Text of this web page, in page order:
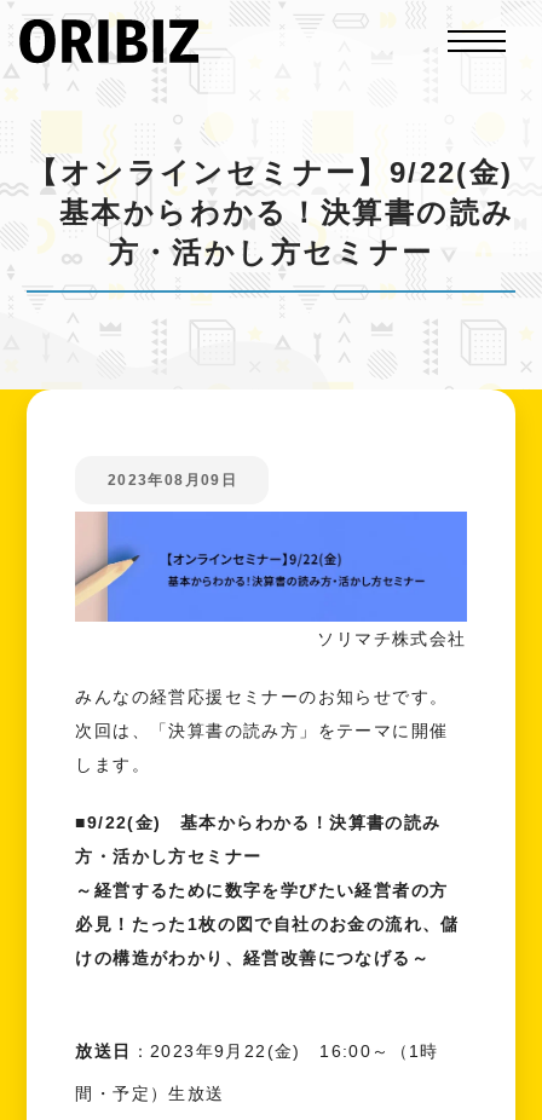
【オンラインセミナー】9/22(金)
基本からわかる！決算書の読み
方・活かし方セミナー
2023年08月09日
ソリマチ株式会社
みんなの経営応援セミナーのお知らせです。
次回は、「決算書の読み方」をテーマに開催
します。
■9/22(金) 基本からわかる！決算書の読み
方・活かし方セミナー
～経営するために数字を学びたい経営者の方
必見！たった1枚の図で自社のお金の流れ、儲
けの構造がわかり、経営改善につなげる～
放送日 ：2023年9月22(金) 16:00～（1時
間・予定）生放送